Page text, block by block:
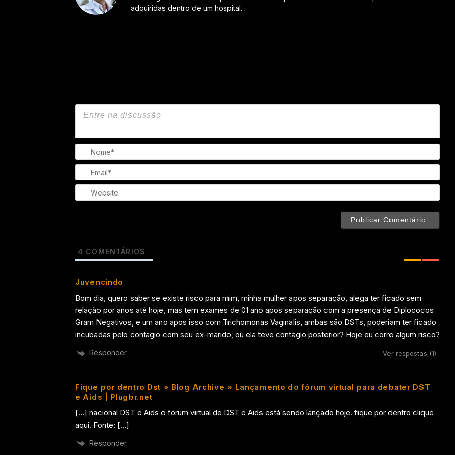
adquiridas dentro de um hospital.
Email*
4 COMENTÁRIOS
Juvencindo
Bom dia, quero saber se existe risco para mim, minha mulher apos separação, alega ter ficado sem
relação por anos até hoje, mas tem exames de 01 ano apos separação com a presença de Diplococos
Gram Negativos, e um ano apos isso com Trichomonas Vaginalis, ambas são DSTs, poderiam ter ficado
incubadas pelo contagio com seu ex-marido, ou ela teve contagio posterior? Hoje eu corro algum risco?
Responder Ver respostas (1)
Fique por dentro Dst » Blog Archive » Lançamento do fórum virtual para debater DST
e Aids | Plugbr.net
[…] nacional DST e Aids o fórum virtual de DST e Aids está sendo lançado hoje. fique por dentro clique
aqui. Fonte: […]
Responder